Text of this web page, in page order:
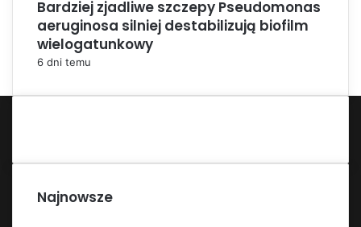
Bardziej zjadliwe szczepy Pseudomonas
aeruginosa silniej destabilizują biofilm
wielogatunkowy
6 dni temu
Najnowsze